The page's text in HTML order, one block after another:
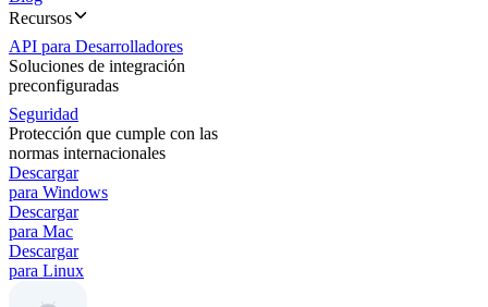
Recursos
API para Desarrolladores
Soluciones de integración
preconfiguradas
Seguridad
Protección que cumple con las
normas internacionales
Descargar
para Windows
Descargar
para Mac
Descargar
para Linux